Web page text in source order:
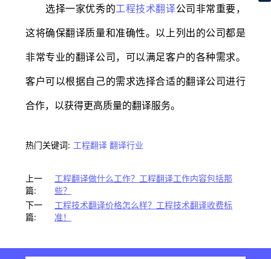
选择一家优秀的工程技术翻译公司非常重要，
这将确保翻译质量和准确性。以上列出的公司都是
非常专业的翻译公司，可以满足客户的各种需求。
客户可以根据自己的需求选择合适的翻译公司进行
合作，以获得更高质量的翻译服务。
热门关键词: 工程翻译 翻译行业
上一
篇:
工程翻译做什么工作？工程翻译工作内容包括那
些？
下一
篇:
工程技术翻译价格怎么样？工程技术翻译收费标
准！